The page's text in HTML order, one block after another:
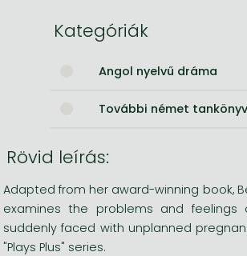
Kategóriák
Angol nyelvű dráma
További német
Rövid leírás:
Adapted from her award-winning book,
examines the problems and feelings
suddenly faced with unplanned
"Plays Plus" series.